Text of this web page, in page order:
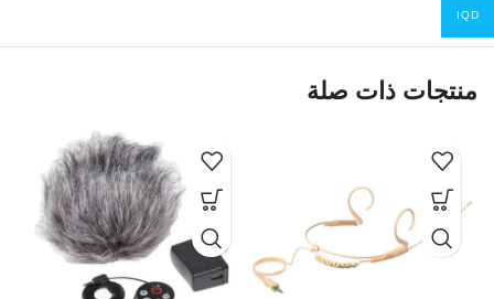
منتجات ذات صلة
IQD